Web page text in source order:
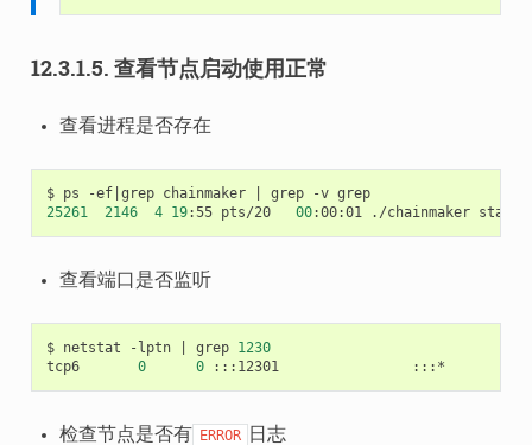
12.3.1.5. 查看节点启动使用正常
查看进程是否存在
$ ps -ef| grep chainmaker grep -v
grep
25261
2146 4 19:55 pts/20 00:00:01 ./chainmaker start
查看端口是否监听
$ netstat -lptn grep 1230
tcp6
0 0 :::12301 :::*
检查节点是否有 ERROR 日志